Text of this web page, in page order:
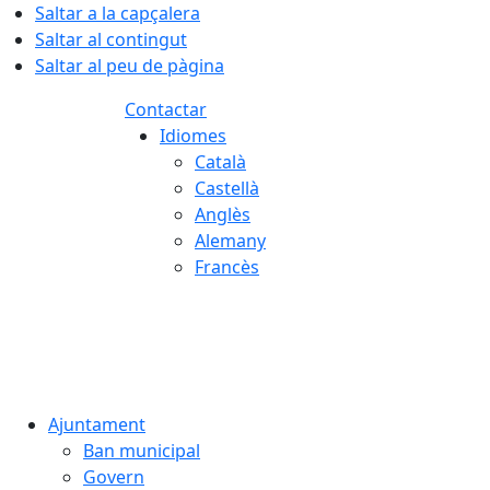
Saltar a la capçalera
Saltar al contingut
Saltar al peu de pàgina
Contactar
Idiomes
Català
Castellà
Anglès
Alemany
Francès
Ajuntament
Ban municipal
Govern